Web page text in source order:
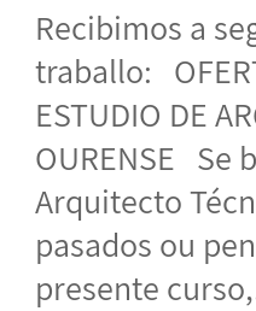
Recibimos a
traballo:
ESTUDIO DE
OURENSE Se
Arquitecto
pasados ou
presente